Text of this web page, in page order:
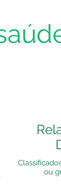
ou